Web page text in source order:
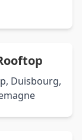
Duisbourg,